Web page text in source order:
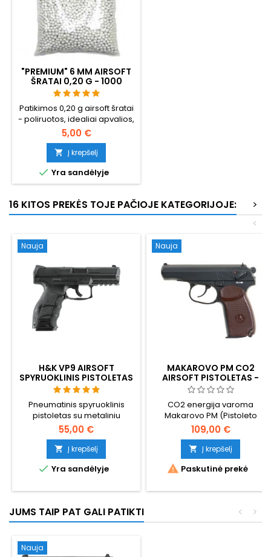
"PREMIUM" 6 MM AIRSOFT
ŠRATAI 0,20 G - 1000
ŠOVINIŲ, BE UŽSTRIGIMO,
ŠAUDYMAS TIESIAI
Patikimos 0,20 g airsoft šratai
- poliruotos, idealiai apvalios,
patikimai paduodamos per
bet kokį šovinį. 1000 šovinių,
tinkamų "hi-caps", dujinėms
granatoms ir standartiniams
dėklams. Neužsikišimo
garantija, tiesus šaudymas.
5,00 €
 Į krepšelį
 Yra sandėlyje
16 KITOS PREKĖS TOJE PAČIOJE KATEGORIJOJE:
>
<
Nauja
H&K VP9 AIRSOFT
SPYRUOKLINIS PISTOLETAS
– METALINĖ SPYNA,
LIETUVOS KARIUOMENĖS
TARNYBINIO PISTOLETO
PLATFORMA
Pneumatinis spyruoklinis
pistoletas su metaliniu
užraktu, kuris užsifiksuoja
55,00 €
 Į krepšelį
 Yra sandėlyje
Nauja
MAKAROVO PM CO2
AIRSOFT PISTOLETAS -
IKONINIS SOVIETINIS
ŠALTOJO KARO LAIKŲ
GINKLAS
CO2 energija varoma
Makarovo PM (Pistoleto
Makarovo) - Nikolajaus
Makarovo kompaktiško
pistoleto, kuris nuo 1951 m.
buvo standartinis sovietų
ginkluotųjų pajėgų, KGB ir
- kopija. Visiškai metalinis
šovinių CO2 dėtuvė, ~360 FPS
/ 1,2 J. 160 mm, 780 g.
109,00 €
 Į krepšelį
 Paskutinė prekė
JUMS TAIP PAT GALI PATIKTI >
<
Nauja